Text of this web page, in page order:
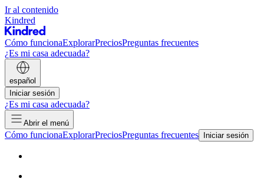
Ir al contenido
Kindred
Cómo funcionaExplorarPreciosPreguntas frecuentes
¿Es mi casa adecuada?
español
Iniciar sesión
¿Es mi casa adecuada?
Abrir el menú
Cómo funcionaExplorarPreciosPreguntas frecuentes Iniciar sesión